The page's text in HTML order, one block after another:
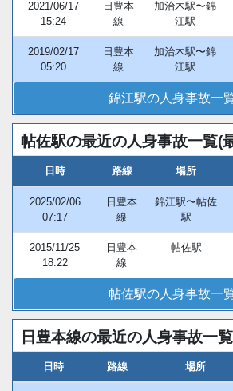
2021/06/17
15:24
日豊本
線
加治木駅〜錦
江駅
2019/02/17
05:20
日豊本
線
加治木駅〜錦
江駅
錦江駅の人身事故一
帖佐駅の最近の人身事故一覧(
日時 路線 場所
2025/02/06
07:17
日豊本
線
錦江駅〜帖佐
駅
2015/11/25
18:22
日豊本
線
帖佐駅
帖佐駅の人身事故一
日豊本線の最近の人身事故一
日時 路線 場所